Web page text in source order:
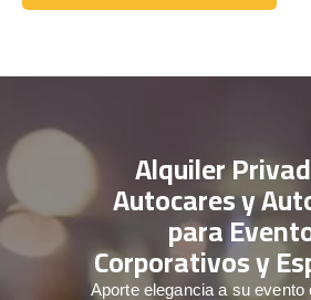
Comuníquese con nosotros
Alquiler
Autocares y
para
Corporativos y
Aporte elegancia a su evento